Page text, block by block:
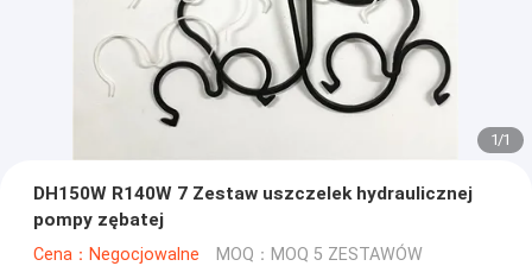
1/1
DH150W R140W 7 Zestaw uszczelek hydraulicznej
pompy zębatej
Cena：Negocjowalne MOQ：MOQ 5 ZESTAWÓW